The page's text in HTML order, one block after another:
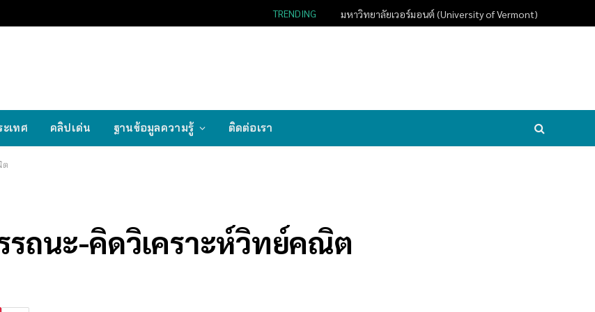
TRENDING มหาวิทยาลัยเวอร์มอนต์ (University of Vermont)
เทศ คลิปเด่น ฐานข้อมูลความรู้ ติดต่อเรา
ต
ถนะ-คิดวิเคราะห์วิทย์คณิต